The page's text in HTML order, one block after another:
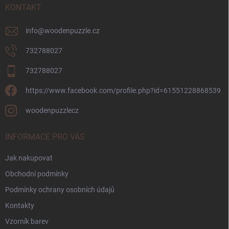
KONTAKT
info@woodenpuzzle.cz
732788027
732788027
https://www.facebook.com/profile.php?id=61551228868539
woodenpuzzlecz
INFORMACE PRO VÁS
Jak nakupovat
Obchodní podmínky
Podmínky ochrany osobních údajů
Kontakty
Vzorník barev